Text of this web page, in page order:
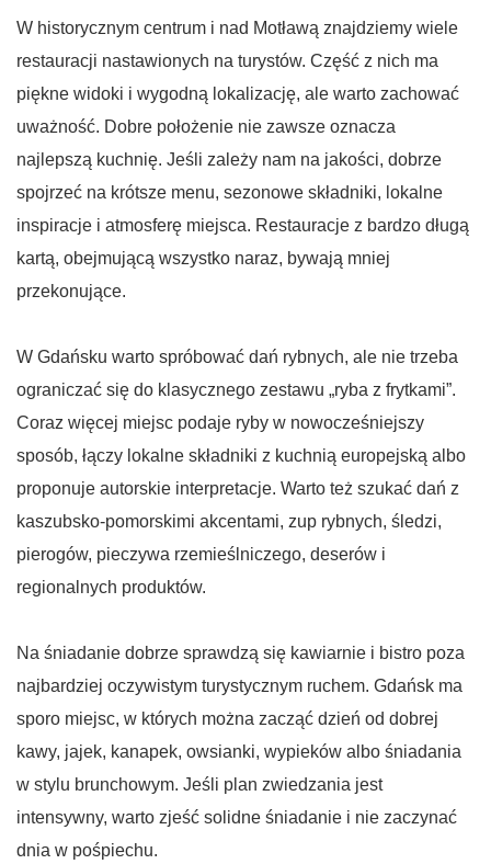
W historycznym centrum i nad Motławą znajdziemy wiele
restauracji nastawionych na turystów. Część z nich ma
piękne widoki i wygodną lokalizację, ale warto zachować
uważność. Dobre położenie nie zawsze oznacza
najlepszą kuchnię. Jeśli zależy nam na jakości, dobrze
spojrzeć na krótsze menu, sezonowe składniki, lokalne
inspiracje i atmosferę miejsca. Restauracje z bardzo długą
kartą, obejmującą wszystko naraz, bywają mniej
przekonujące.
W Gdańsku warto spróbować dań rybnych, ale nie trzeba
ograniczać się do klasycznego zestawu „ryba z frytkami”.
Coraz więcej miejsc podaje ryby w nowocześniejszy
sposób, łączy lokalne składniki z kuchnią europejską albo
proponuje autorskie interpretacje. Warto też szukać dań z
kaszubsko-pomorskimi akcentami, zup rybnych, śledzi,
pierogów, pieczywa rzemieślniczego, deserów i
regionalnych produktów.
Na śniadanie dobrze sprawdzą się kawiarnie i bistro poza
najbardziej oczywistym turystycznym ruchem. Gdańsk ma
sporo miejsc, w których można zacząć dzień od dobrej
kawy, jajek, kanapek, owsianki, wypieków albo śniadania
w stylu brunchowym. Jeśli plan zwiedzania jest
intensywny, warto zjeść solidne śniadanie i nie zaczynać
dnia w pośpiechu.